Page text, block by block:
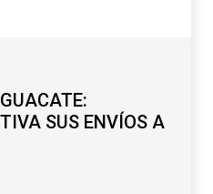
SUS ENVÍOS A